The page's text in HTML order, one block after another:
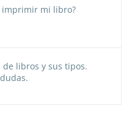
imprimir mi libro?
de libros y sus tipos.